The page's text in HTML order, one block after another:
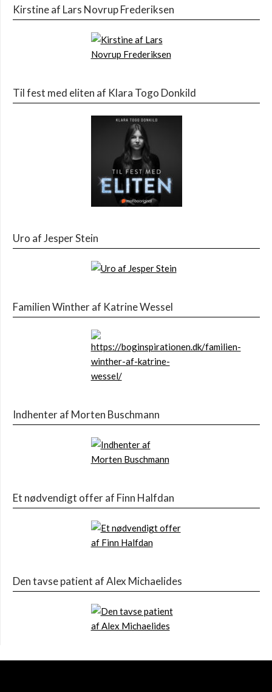
Kirstine af Lars Novrup Frederiksen
Til fest med eliten af Klara Togo Donkild
Uro af Jesper Stein
Familien Winther af Katrine Wessel
Indhenter af Morten Buschmann
Et nødvendigt offer af Finn Halfdan
Den tavse patient af Alex Michaelides